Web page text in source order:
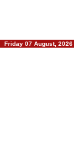
Friday 07 August, 2026